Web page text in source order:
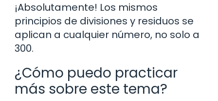
¡Absolutamente! Los mismos
principios de divisiones y residuos se
aplican a cualquier número, no solo a
300.
¿Cómo puedo practicar
más sobre este tema?